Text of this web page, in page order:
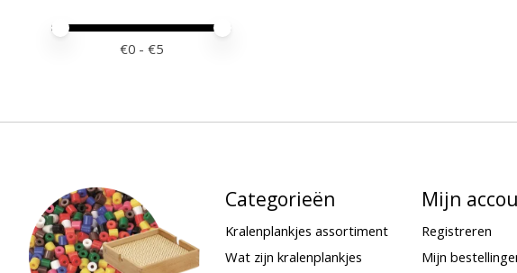
Minimale prijswaarde
Price maximum value
€0 - €5
Categorieën
Kralenplankjes assortiment
Wat zijn kralenplankjes
Mijn
Registreren
Mijn